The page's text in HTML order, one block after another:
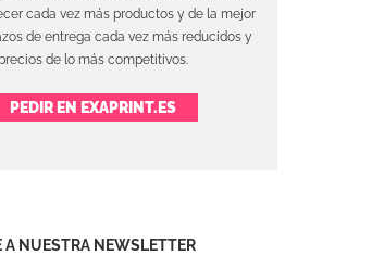
cada vez más productos y de la mejor
de entrega cada vez más reducidos y
precios de lo más competitivos.
PEDIR EN EXAPRINT.ES
A NUESTRA NEWSLETTER